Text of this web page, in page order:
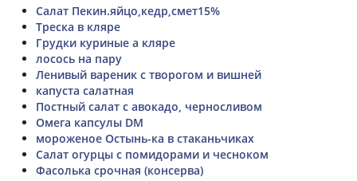
Салат Пекин.яйцо,кедр,смет15%
Треска в кляре
Грудки куриные а кляре
лосось на пару
Ленивый вареник с творогом и вишней
капуста салатная
Постный салат с авокадо, черносливом
Омега капсулы DM
мороженое Остынь-ка в стаканьчиках
Салат огурцы с помидорами и чесноком
Фасолька срочная (консерва)